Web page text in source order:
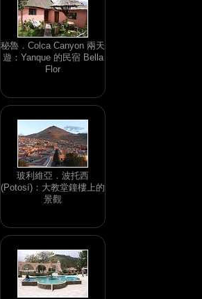
秘魯．Colca Canyon 兩天
遊：Yanque 的民宿 Bella
Flor
玻利維亞．波托西
(Potosí)：大教堂鐘樓上的
景觀